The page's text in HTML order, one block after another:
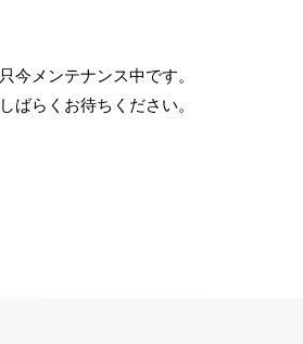
只今メンテナンス中です。
しばらくお待ちください。